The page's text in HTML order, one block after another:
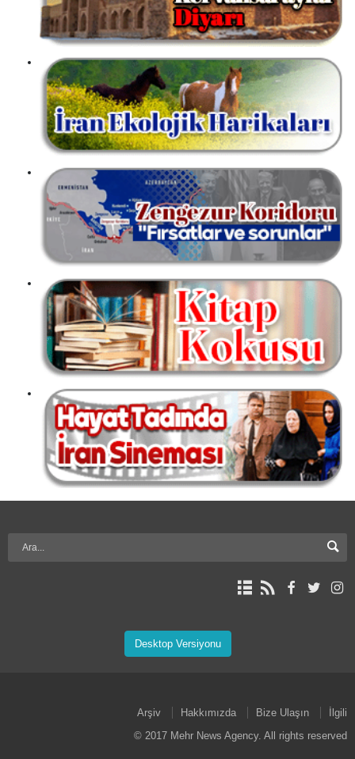
Desktop Versiyonu
Arşiv Hakkımızda Bize Ulaşın
İlgili
© 2017 Mehr News Agency. All rights reserved